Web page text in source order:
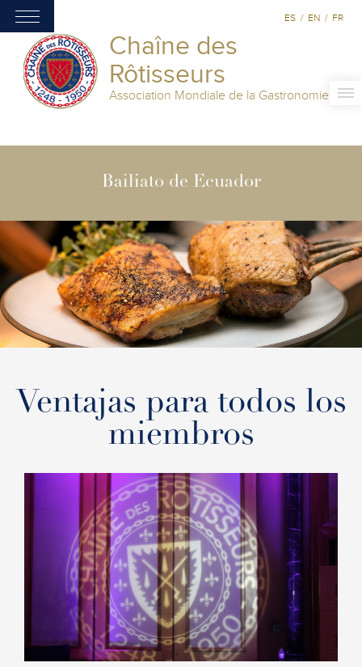
Chaîne des
Rôtisseurs
Association Mondiale de la Gastronomie
ES / EN / FR
Bailiato de Ecuador
Ventajas para todos los
miembros